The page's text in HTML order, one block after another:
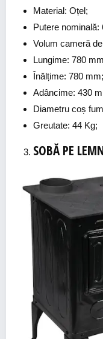
Material: Oțel;
Putere nominală:
Volum cameră
Lungime: 780
Înălțime: 780 mm;
Adâncime: 430
Diametru coș
Greutate: 44 Kg;
SOBĂ PE